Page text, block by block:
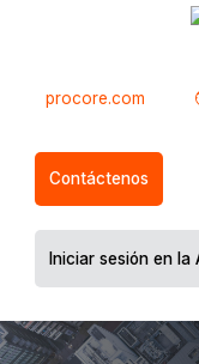
procore.com
Contáctenos
Iniciar sesión en